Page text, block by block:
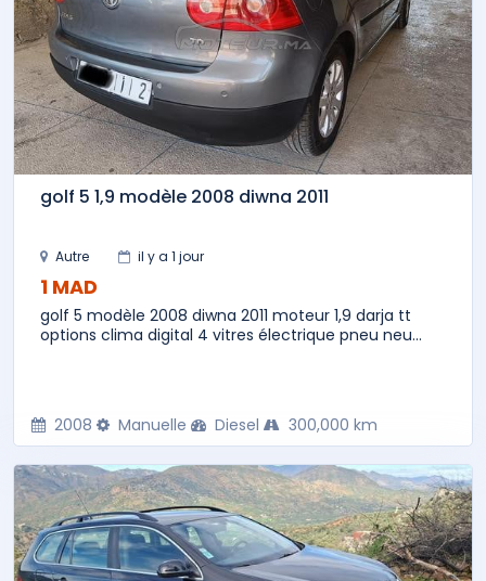
golf 5 1,9 modèle 2008 diwna 2011
Autre il y a 1 jour
1 MAD
golf 5 modèle 2008 diwna 2011 moteur 1,9 darja tt
options clima digital 4 vitres électrique pneu neu...
2008 Manuelle Diesel 300,000 km